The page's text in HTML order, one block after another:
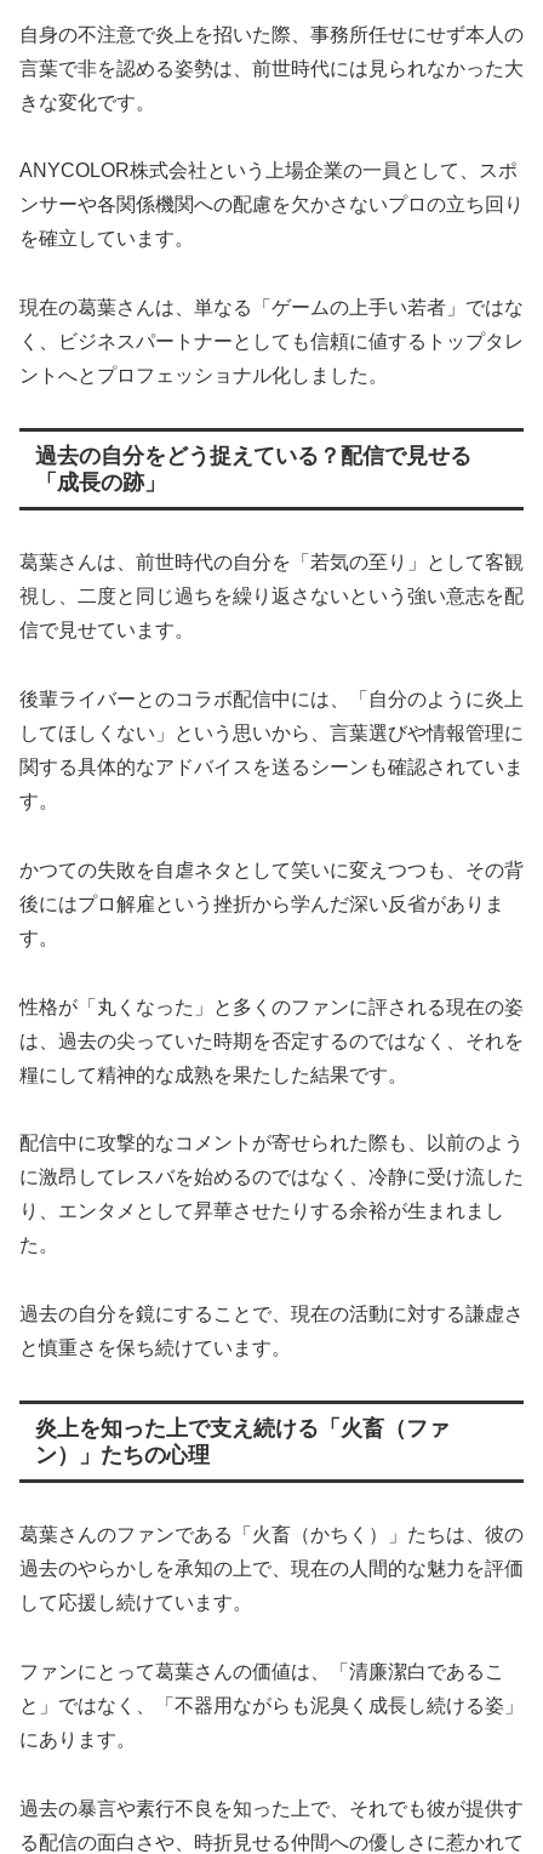
自身の不注意で炎上を招いた際、事務所任せにせず本人の
言葉で非を認める姿勢は、前世時代には見られなかった大
きな変化です。
ANYCOLOR株式会社という上場企業の一員として、スポ
ンサーや各関係機関への配慮を欠かさないプロの立ち回り
を確立しています。
現在の葛葉さんは、単なる「ゲームの上手い若者」ではな
く、ビジネスパートナーとしても信頼に値するトップタレ
ントへとプロフェッショナル化しました。
過去の自分をどう捉えている？配信で見せる
「成長の跡」
葛葉さんは、前世時代の自分を「若気の至り」として客観
視し、二度と同じ過ちを繰り返さないという強い意志を配
信で見せています。
後輩ライバーとのコラボ配信中には、「自分のように炎上
してほしくない」という思いから、言葉選びや情報管理に
関する具体的なアドバイスを送るシーンも確認されていま
す。
かつての失敗を自虐ネタとして笑いに変えつつも、その背
後にはプロ解雇という挫折から学んだ深い反省がありま
す。
性格が「丸くなった」と多くのファンに評される現在の姿
は、過去の尖っていた時期を否定するのではなく、それを
糧にして精神的な成熟を果たした結果です。
配信中に攻撃的なコメントが寄せられた際も、以前のよう
に激昂してレスバを始めるのではなく、冷静に受け流した
り、エンタメとして昇華させたりする余裕が生まれまし
た。
過去の自分を鏡にすることで、現在の活動に対する謙虚さ
と慎重さを保ち続けています。
炎上を知った上で支え続ける「火畜（ファ
ン）」たちの心理
葛葉さんのファンである「火畜（かちく）」たちは、彼の
過去のやらかしを承知の上で、現在の人間的な魅力を評価
して応援し続けています。
ファンにとって葛葉さんの価値は、「清廉潔白であるこ
と」ではなく、「不器用ながらも泥臭く成長し続ける姿」
にあります。
過去の暴言や素行不良を知った上で、それでも彼が提供す
る配信の面白さや、時折見せる仲間への優しさに惹かれて